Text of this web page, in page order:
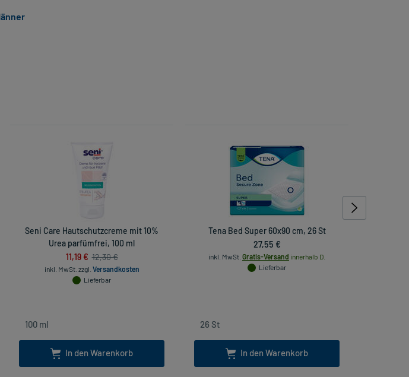
Seni Care Hautschutzcreme mit 10%
Urea parfümfrei, 100 ml
11,19 € 12,30 €
inkl. MwSt. zzgl. Versandkosten
Lieferbar
In den Warenkorb
Tena Bed Super 60x90 cm, 26 St
27,55 €
inkl. MwSt. Gratis-Versand innerhalb D.
Lieferbar
In den Warenkorb